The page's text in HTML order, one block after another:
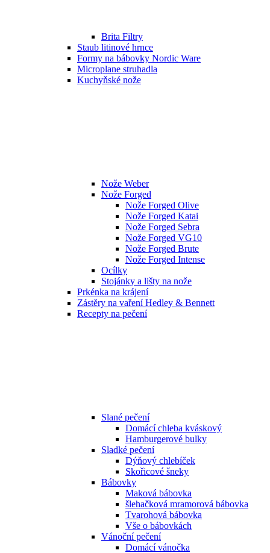
Brita Filtry
Staub litinové hrnce
Formy na bábovky Nordic Ware
Microplane struhadla
Kuchyňské nože
Nože Weber
Nože Forged
Nože Forged Olive
Nože Forged Katai
Nože Forged Sebra
Nože Forged VG10
Nože Forged Brute
Nože Forged Intense
Ocílky
Stojánky a lišty na nože
Prkénka na krájení
Zástěry na vaření Hedley & Bennett
Recepty na pečení
Slané pečení
Domácí chleba kváskový
Hamburgerové bulky
Sladké pečení
Dýňový chlebíček
Skořicové šneky
Bábovky
Maková bábovka
šlehačková mramorová bábovka
Tvarohová bábovka
Vše o bábovkách
Vánoční pečení
Domácí vánočka